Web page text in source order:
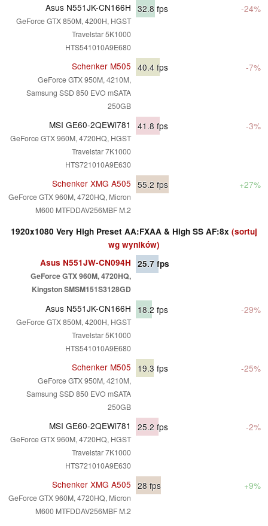
Asus N551JK-CN166H
GeForce GTX 850M, 4200H, HGST
Travelstar 5K1000
HTS541010A9E680
32.8 fps -24%
Schenker M505
GeForce GTX 950M, 4210M,
Samsung SSD 850 EVO mSATA
250GB
40.4 fps -7%
MSI GE60-2QEWi781
GeForce GTX 960M, 4720HQ, HGST
Travelstar 7K1000
HTS721010A9E630
41.8 fps -3%
Schenker XMG A505
GeForce GTX 960M, 4720HQ, Micron
M600 MTFDDAV256MBF M.2
55.2fps +27%
1920x1080 Very High Preset AA:FXAA & High SS AF:8x (sortuj
wg wyników)
Asus N551JW-CN094H
GeForce GTX 960M, 4720HQ,
Kingston SMSM151S3128GD
25.7fps
Asus N551JK-CN166H
GeForce GTX 850M, 4200H, HGST
Travelstar 5K1000
HTS541010A9E680
18.2 fps -29%
Schenker M505
GeForce GTX 950M, 4210M,
Samsung SSD 850 EVO mSATA
250GB
19.3 fps -25%
MSI GE60-2QEWi781
GeForce GTX 960M, 4720HQ, HGST
Travelstar 7K1000
HTS721010A9E630
25.2 fps -2%
Schenker XMG A505
GeForce GTX 960M, 4720HQ, Micron
M600 MTFDDAV256MBF M.2
28fps +9%